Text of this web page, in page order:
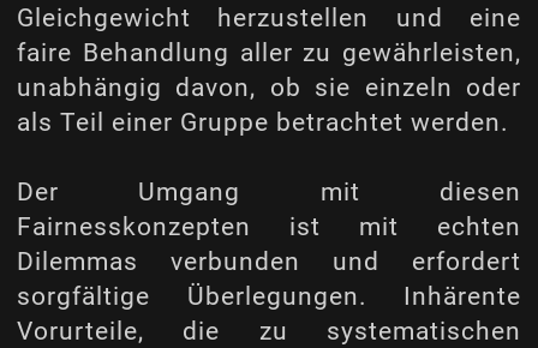
Gleichgewicht herzustellen und eine
faire Behandlung aller zu gewährleisten,
unabhängig davon, ob sie einzeln oder
als Teil einer Gruppe betrachtet werden.
Der Umgang mit diesen
Fairnesskonzepten ist mit echten
Dilemmas verbunden und erfordert
sorgfältige Überlegungen. Inhärente
Vorurteile, die zu systematischen